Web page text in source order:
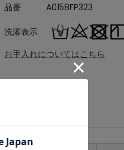
品番
A0158FP323
洗濯表示
お手入れについてはこちら